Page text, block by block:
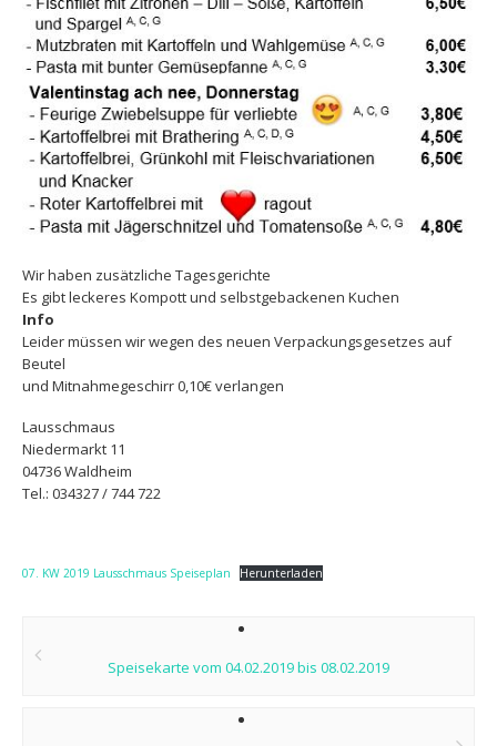
Wir haben zusätzliche Tagesgerichte
Es gibt leckeres Kompott und selbstgebackenen Kuchen
Info
Leider müssen wir wegen des neuen Verpackungsgesetzes auf
Beutel
und Mitnahmegeschirr 0,10€ verlangen
Lausschmaus
Niedermarkt 11
04736 Waldheim
Tel.: 034327 / 744 722
07. KW 2019 Lausschmaus Speiseplan Herunterladen
navigationSpeisekarte vom 04.02.2019 bis 08.02.2019